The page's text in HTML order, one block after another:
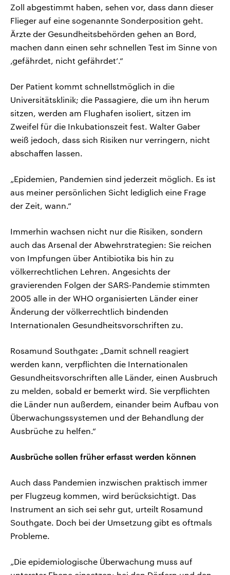
Zoll abgestimmt haben, sehen vor, dass dann dieser
Flieger auf eine sogenannte Sonderposition geht.
Ärzte der Gesundheitsbehörden gehen an Bord,
machen dann einen sehr schnellen Test im Sinne von
‚gefährdet, nicht gefährdet‘.“
Der Patient kommt schnellstmöglich in die
Universitätsklinik; die Passagiere, die um ihn herum
sitzen, werden am Flughafen isoliert, sitzen im
Zweifel für die Inkubationszeit fest. Walter Gaber
weiß jedoch, dass sich Risiken nur verringern, nicht
abschaffen lassen.
„Epidemien, Pandemien sind jederzeit möglich. Es ist
aus meiner persönlichen Sicht lediglich eine Frage
der Zeit, wann.“
Immerhin wachsen nicht nur die Risiken, sondern
auch das Arsenal der Abwehrstrategien: Sie reichen
von Impfungen über Antibiotika bis hin zu
völkerrechtlichen Lehren. Angesichts der
gravierenden Folgen der SARS-Pandemie stimmten
2005 alle in der WHO organisierten Länder einer
Änderung der völkerrechtlich bindenden
Internationalen Gesundheitsvorschriften zu.
Rosamund Southgate: „Damit schnell reagiert
werden kann, verpflichten die Internationalen
Gesundheitsvorschriften alle Länder, einen Ausbruch
zu melden, sobald er bemerkt wird. Sie verpflichten
die Länder nun außerdem, einander beim Aufbau von
Überwachungssystemen und der Behandlung der
Ausbrüche zu helfen.“
Ausbrüche sollen früher erfasst werden können
Auch dass Pandemien inzwischen praktisch immer
per Flugzeug kommen, wird berücksichtigt. Das
Instrument an sich sei sehr gut, urteilt Rosamund
Southgate. Doch bei der Umsetzung gibt es oftmals
Probleme.
„Die epidemiologische Überwachung muss auf